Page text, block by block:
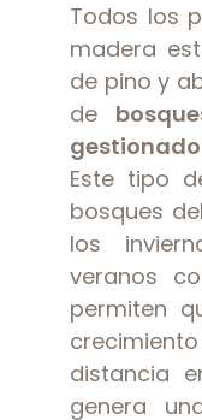
Todos los
madera
de pino y
de
Este tipo
bosques
los
veranos
permiten
distancia
genera